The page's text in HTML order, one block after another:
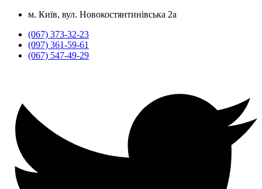
м. Київ, вул. Новокостянтинівська 2а
(067) 373-32-23
(097) 361-59-61
(067) 547-49-29